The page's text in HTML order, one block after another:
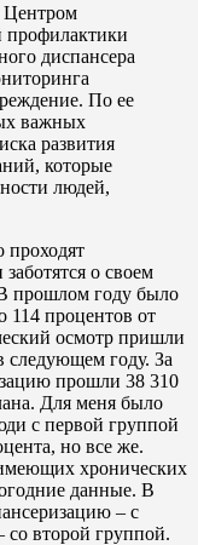
Центром
профилактики
диспансера
По ее
важных
развития
которые
людей,
проходят
о своем
В прошлом году было
114 процентов от
осмотр пришли
следующем году. За
прошли 38 310
Для меня было
с первой группой
но все же.
хронических
данные. В
– с
со второй группой.